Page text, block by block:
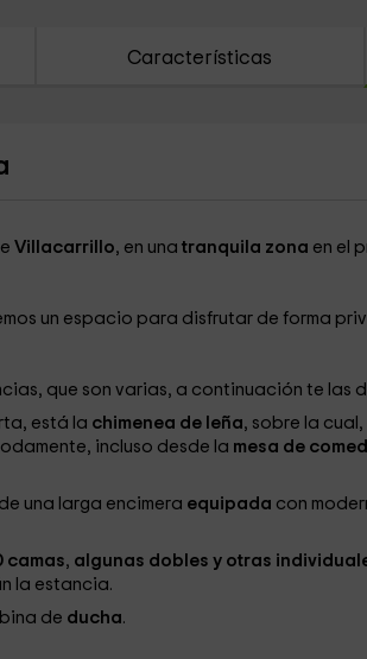
Características
Villacarrillo, en una tranquila zona en el
un espacio para disfrutar de forma
que son varias, a continuación te las
está la chimenea de leña, sobre la
incluso desde la mesa de
una larga encimera equipada con
camas, algunas dobles y otras
la estancia.
de ducha.